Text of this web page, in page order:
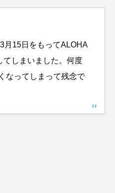
月15日をもってALOHA
てしまいました。何度
なってしまって残念で